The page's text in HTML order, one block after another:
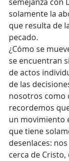
solamente la
que resulta de
pecado.
¿Cómo se
se encuentran
de actos
de las
nosotros como
recordemos
un movimiento
que tiene
desenlaces:
cerca de